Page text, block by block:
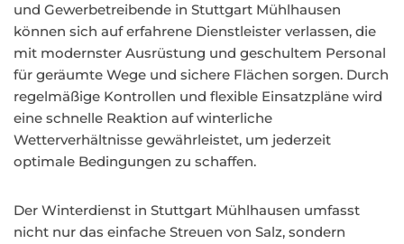
und Gewerbetreibende in Stuttgart Mühlhausen
können sich auf erfahrene Dienstleister verlassen, die
mit modernster Ausrüstung und geschultem Personal
für geräumte Wege und sichere Flächen sorgen. Durch
regelmäßige Kontrollen und flexible Einsatzpläne wird
eine schnelle Reaktion auf winterliche
Wetterverhältnisse gewährleistet, um jederzeit
optimale Bedingungen zu schaffen.
Der Winterdienst in Stuttgart Mühlhausen umfasst
nicht nur das einfache Streuen von Salz, sondern